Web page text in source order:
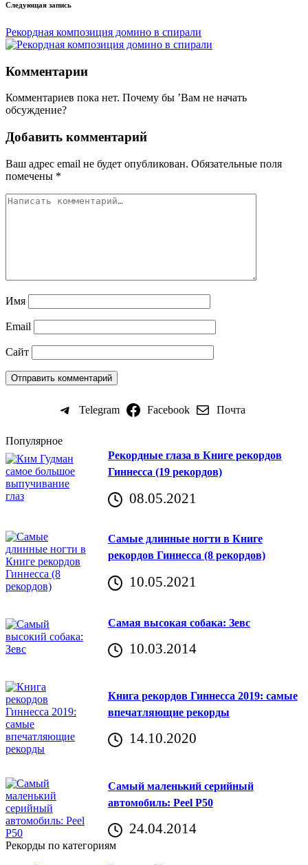
Следующая запись
Рекордная композиция домино в спирали
Комментарии
Комментариев пока нет. Почему бы ’Вам не начать
обсуждение?
Добавить комментарий
Ваш адрес email не будет опубликован. Обязательные поля
помечены *
Имя
Email
Сайт
Telegram Facebook Почта
Популярное
Рекордные глаза в Книге рекордов
Гиннесса (19 рекордов)
08.05.2021
Самые длинные ногти в Книге
рекордов Гиннесса (8 рекордов)
10.05.2021
Самая высокая собака: Зевс
10.03.2014
Книга рекордов Гиннесса 2019: самые
впечатляющие рекорды
14.10.2020
Самый маленький серийный
автомобиль: Peel P50
24.04.2014
Рекорды по категориям